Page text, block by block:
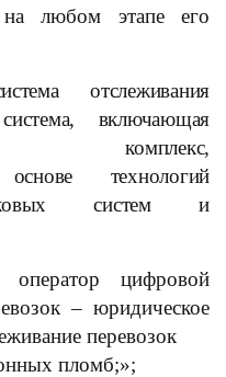
на любом этапе его
отслеживания
включающая
комплекс,
технологий
систем и
оператор цифровой
– юридическое
перевозок
пломб;»;